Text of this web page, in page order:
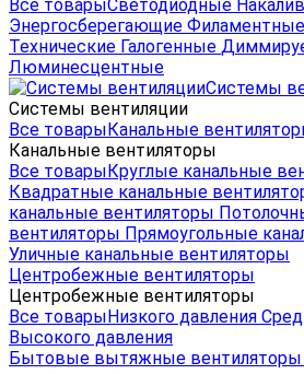
Все товарыСветодиодные
Энергосберегающие Филаментные
Технические Галогенные
Люминесцентные
Системы
Системы вентиляции
Все товарыКанальные
Канальные вентиляторы
Все товарыКруглые канальные
Квадратные канальные
канальные вентиляторы
вентиляторы Прямоугольные
Уличные канальные вентиляторы
Центробежные вентиляторы
Центробежные вентиляторы
Все товарыНизкого давления
Высокого давления
Бытовые вытяжные вентиляторы